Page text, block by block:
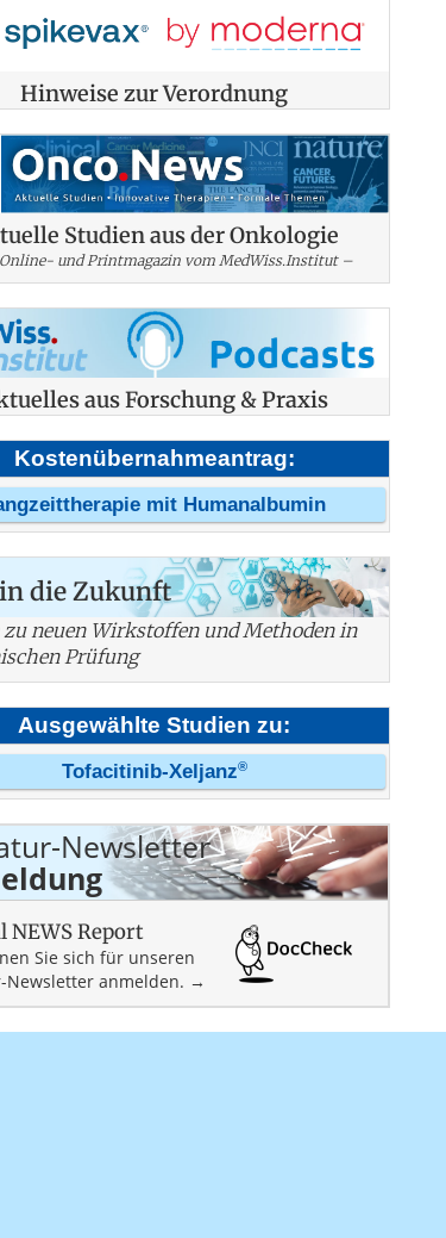
Hinweise zur Verordnung
Studien aus der Onkologie
und Printmagazin vom MedWiss.Institut –
aus Forschung & Praxis
Kostenübernahmeantrag:
mit Humanalbumin
die Zukunft
zu neuen Wirkstoffen und Methoden in
Prüfung
Ausgewählte Studien zu:
Tofacitinib-Xeljanz®
Newsletter
NEWS Report
Sie sich für unseren
Newsletter anmelden. →